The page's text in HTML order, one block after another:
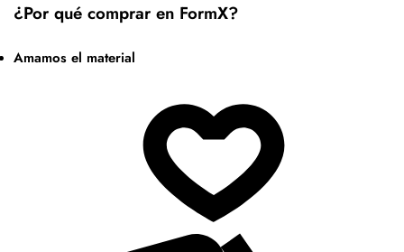
¿Por qué comprar en FormX?
Amamos el material